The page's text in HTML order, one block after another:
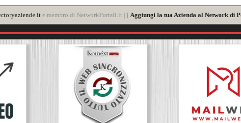
è membro di NetworkPortali.it | [ Aggiungi la tua Azienda al Network di